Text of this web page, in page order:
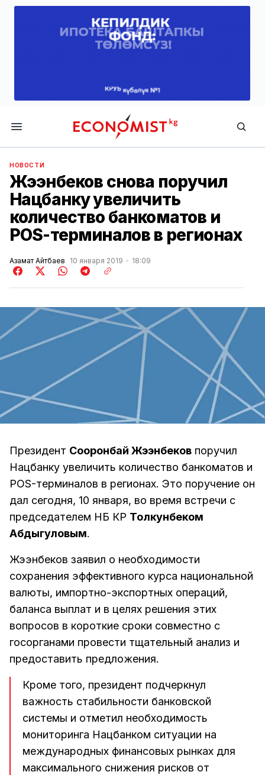
Economist.kg
НОВОСТИ
Жээнбеков снова поручил
Нацбанку увеличить
количество банкоматов и
POS-терминалов в регионах
Азамат Айтбаев 10 января 2019 18:09
Президент Сооронбай Жээнбеков поручил
Нацбанку увеличить количество банкоматов и
POS-терминалов в регионах. Это поручение он
дал сегодня, 10 января, во время встречи с
председателем НБ КР Толкунбеком
Абдыгуловым.
Жээнбеков заявил о необходимости
сохранения эффективного курса национальной
валюты, импортно-экспортных операций,
баланса выплат и в целях решения этих
вопросов в короткие сроки совместно с
госорганами провести тщательный анализ и
предоставить предложения.
Кроме того, президент подчеркнул
важность стабильности банковской
системы и отметил необходимость
мониторинга Нацбанком ситуации на
международных финансовых рынках для
максимального снижения рисков от